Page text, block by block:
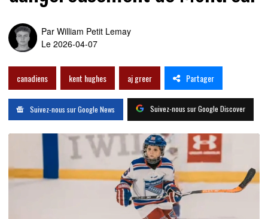
Par William Petit Lemay
Le 2026-04-07
canadiens kent hughes aj greer Partager
Suivez-nous sur Google News Suivez-nous sur Google Discover